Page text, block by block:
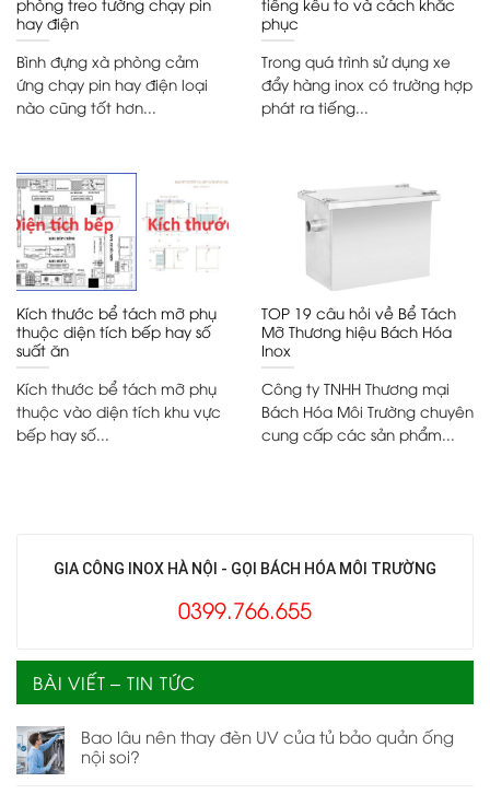
GIA CÔNG INOX HÀ NỘI - GỌI BÁCH HÓA MÔI TRƯỜNG
0399.766.655
BÀI VIẾT – TIN TỨC
Bao lâu nên thay đèn UV của tủ bảo quản ống
nội soi?
hay điện
Bình đựng xà phòng cảm
ứng chạy pin hay điện loại
nào cũng tốt hơn...
phục
Trong quá trình sử dụng xe
đẩy hàng inox có trường hợp
phát ra tiếng...
Kích thước bể tách mỡ phụ
thuộc diện tích bếp hay số
suất ăn
Kích thước bể tách mỡ phụ
thuộc vào diện tích khu vực
bếp hay số...
TOP 19 câu hỏi về Bể Tách
Mỡ Thương hiệu Bách Hóa
Inox
Công ty TNHH Thương mại
Bách Hóa Môi Trường chuyên
cung cấp các sản phẩm...